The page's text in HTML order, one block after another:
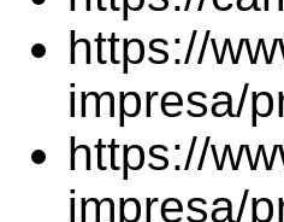
https://
impresa/
https://
impresa/